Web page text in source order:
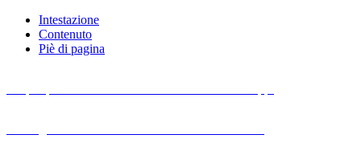
Intestazione
Contenuto
Piè di pagina